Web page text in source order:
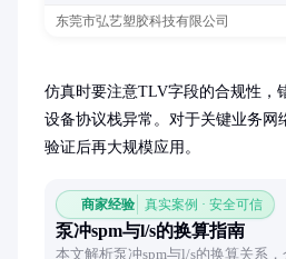
东莞市弘艺塑胶科技有限公司
仿真时要注意TLV字段的合规性，
设备协议栈异常。对于关键业务网
验证后再大规模应用。
商家经验 真实案例 · 安全可信
泵冲spm与l/s的换算指南
本文解析泵冲spm与l/s的换算关系